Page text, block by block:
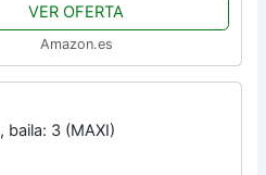
VER OFERTA
Amazon.es
baila: 3 (MAXI)